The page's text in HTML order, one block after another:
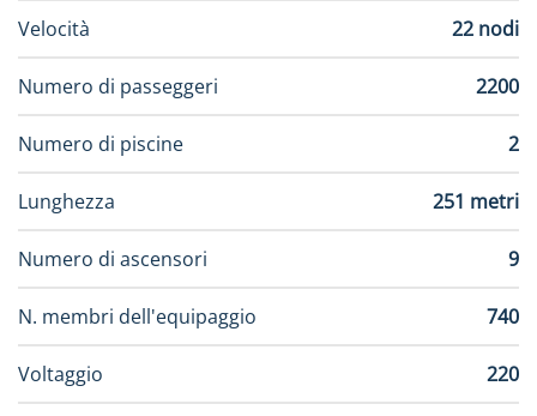
Bagno con doccia. TV
interattiva. Telefono. Minibar e
cassaforte. Aria condizionata.
Superficie di circa 13 m2.
condizionata.
13 m2. Alcune
avere la vista
Velocità 22 nodi
Numero di passeggeri 2200
Numero di piscine 2
Lunghezza 251 metri
Numero di ascensori 9
N. membri dell'equipaggio 740
Voltaggio 220